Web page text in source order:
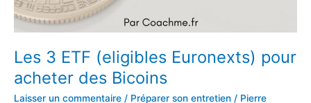
Les 3 ETF (eligibles Euronexts) pour
acheter des Bicoins
Laisser un commentaire / Préparer son entretien / Pierre